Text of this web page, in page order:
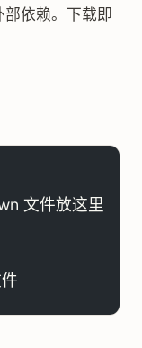
依赖。下载即
文件放这里